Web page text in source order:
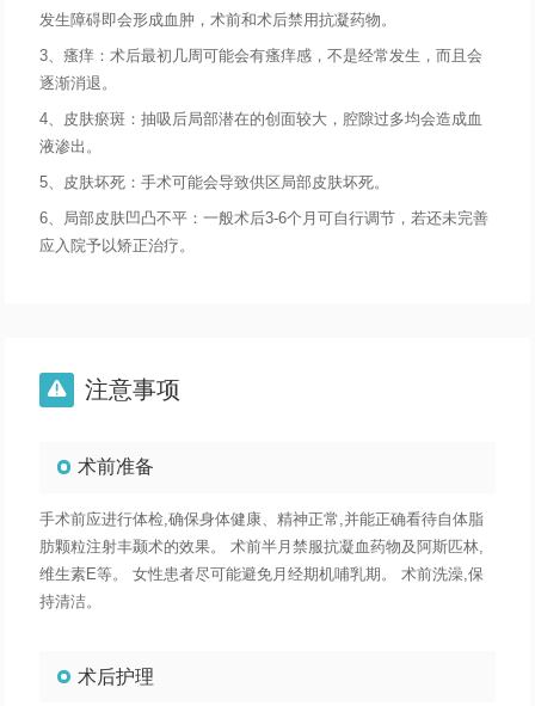
发生障碍即会形成血肿，术前和术后禁用抗凝药物。
3、瘙痒：术后最初几周可能会有瘙痒感，不是经常发生，而且会
逐渐消退。
4、皮肤瘀斑：抽吸后局部潜在的创面较大，腔隙过多均会造成血
液渗出。
5、皮肤坏死：手术可能会导致供区局部皮肤坏死。
6、局部皮肤凹凸不平：一般术后3-6个月可自行调节，若还未完善
应入院予以矫正治疗。
 注意事项
术前准备
手术前应进行体检,确保身体健康、精神正常,并能正确看待自体脂
肪颗粒注射丰颞术的效果。 术前半月禁服抗凝血药物及阿斯匹林,
维生素E等。 女性患者尽可能避免月经期机哺乳期。 术前洗澡,保
持清洁。
术后护理